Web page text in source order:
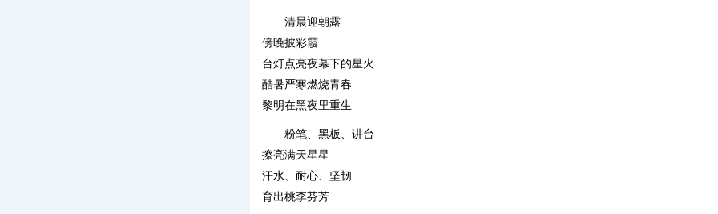
清晨迎朝露
傍晚披彩霞
台灯点亮夜幕下的星火
酷暑严寒燃烧青春
黎明在黑夜里重生
粉笔、黑板、讲台
擦亮满天星星
汗水、耐心、坚韧
育出桃李芬芳